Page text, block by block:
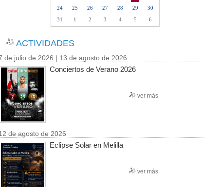
24
25 26 27 28 29
30
31
1 2 3 4 5 6
ACTIVIDADES
de julio de 2026 | 13 de agosto de 2026
Conciertos de Verano 2026
ver más
de agosto de 2026
Eclipse Solar en Melilla
ver más